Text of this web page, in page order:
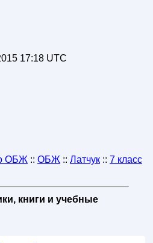
17:18 UTC
ОБЖ :: ОБЖ :: Латчук:: 7 класс
книги и учебные